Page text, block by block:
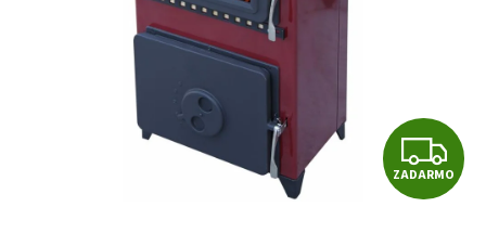
Z
A
ZADARMO